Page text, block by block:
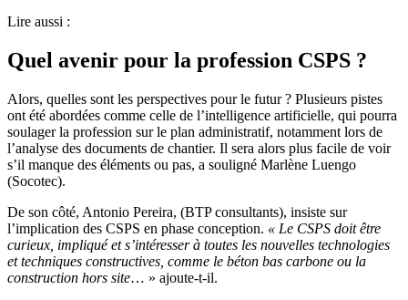
Lire aussi :
Quel avenir pour la profession CSPS ?
Alors, quelles sont les perspectives pour le futur ? Plusieurs pistes
ont été abordées comme celle de l’intelligence artificielle, qui pourra
soulager la profession sur le plan administratif, notamment lors de
l’analyse des documents de chantier. Il sera alors plus facile de voir
s’il manque des éléments ou pas, a souligné Marlène Luengo
(Socotec).
De son côté, Antonio Pereira, (BTP consultants), insiste sur
l’implication des CSPS en phase conception. « Le CSPS doit être
curieux, impliqué et s’intéresser à toutes les nouvelles technologies
et techniques constructives, comme le béton bas carbone ou la
construction hors site… » ajoute-t-il.